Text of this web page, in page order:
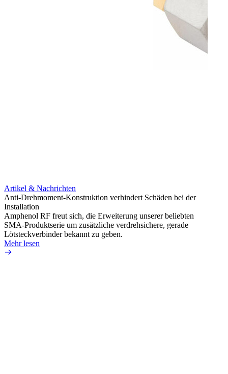
Artikel & Nachrichten
Anti-Drehmoment-Konstruktion verhindert Schäden bei der
Installation
Amphenol RF freut sich, die Erweiterung unserer beliebten
SMA-Produktserie um zusätzliche verdrehsichere, gerade
Lötsteckverbinder bekannt zu geben.
Mehr lesen